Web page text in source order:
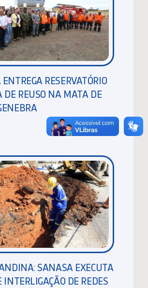
RESERVATÓRIO
DE REUSO NA MATA DE
SANASA EXECUTA
INTERLIGAÇÃO DE REDES